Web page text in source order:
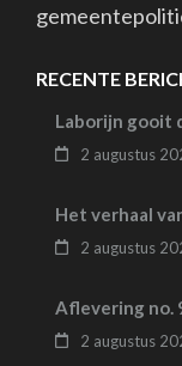
RECENTE
Laborijn gooit
2 augustus
Het verhaal
2 augustus
Aflevering no.
2 augustus